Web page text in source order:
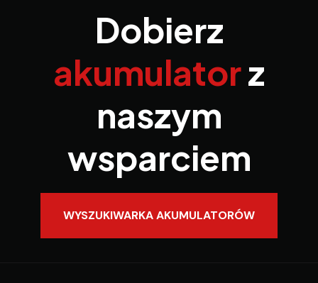
Dobierz
akumulatorz
naszym
wsparciem
WYSZUKIWARKA AKUMULATORÓW